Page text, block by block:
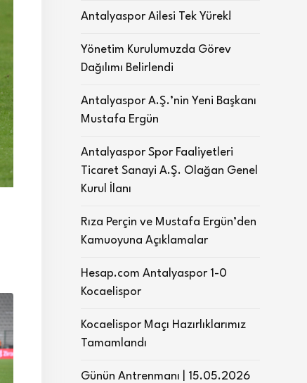
Antalyaspor Ailesi Tek Yürek!
Yönetim Kurulumuzda Görev
Dağılımı Belirlendi
Antalyaspor A.Ş.’nin Yeni Başkanı
Mustafa Ergün
Antalyaspor Spor Faaliyetleri
Ticaret Sanayi A.Ş. Olağan Genel
Kurul İlanı
Rıza Perçin ve Mustafa Ergün’den
Kamuoyuna Açıklamalar
Hesap.com Antalyaspor 1-0
Kocaelispor
Kocaelispor Maçı Hazırlıklarımız
Tamamlandı
Günün Antrenmanı | 15.05.2026